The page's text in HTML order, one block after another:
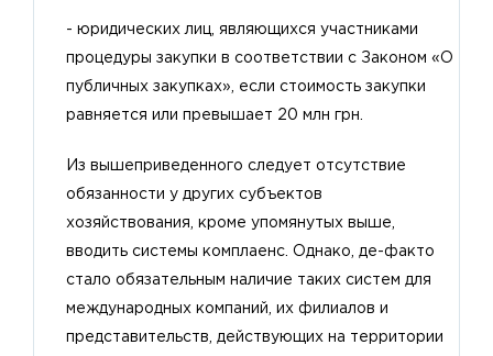
- юридических лиц, являющихся участниками
процедуры закупки в соответствии с Законом«О
публичных закупках» , если стоимость закупки
равняется или превышает 20 млн грн.
Из вышеприведенного следует отсутствие
обязанности у других субъектов
хозяйствования, кроме упомянутых выше,
вводить системы комплаенс. Однако, де-факто
стало обязательным наличие таких систем для
международных компаний, их филиалов и
представительств, действующих на территории